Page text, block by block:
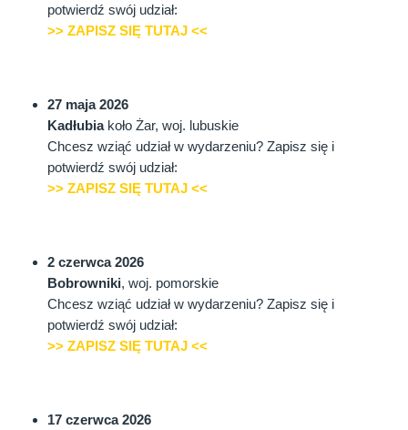
potwierdź swój udział:
>> ZAPISZ SIĘ TUTAJ <<
27 maja 2026
Kadłubiakoło Żar, woj. lubuskie
Chcesz wziąć udział w wydarzeniu? Zapisz się i
potwierdź swój udział:
>> ZAPISZ SIĘ TUTAJ <<
2 czerwca 2026
Bobrowniki, woj. pomorskie
Chcesz wziąć udział w wydarzeniu? Zapisz się i
potwierdź swój udział:
>> ZAPISZ SIĘ TUTAJ <<
17 czerwca 2026